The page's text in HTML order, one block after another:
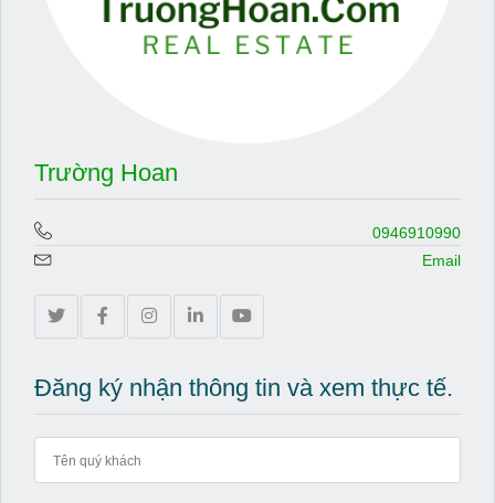
Trường Hoan
0946910990
Email
Đăng ký nhận thông tin và xem thực tế.